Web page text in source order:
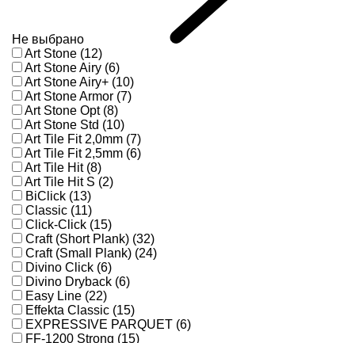
Не выбрано
Art Stone (12)
Art Stone Airy (6)
Art Stone Airy+ (10)
Art Stone Armor (7)
Art Stone Opt (8)
Art Stone Std (10)
Art Tile Fit 2,0mm (7)
Art Tile Fit 2,5mm (6)
Art Tile Hit (8)
Art Tile Hit S (2)
BiClick (13)
Classic (11)
Click-Click (15)
Craft (Short Plank) (32)
Craft (Small Plank) (24)
Divino Click (6)
Divino Dryback (6)
Easy Line (22)
Effekta Classic (15)
EXPRESSIVE PARQUET (6)
FF-1200 Strong (15)